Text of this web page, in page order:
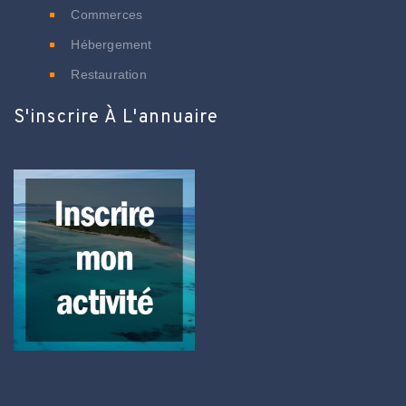
Commerces
Hébergement
Restauration
S'inscrire À L'annuaire